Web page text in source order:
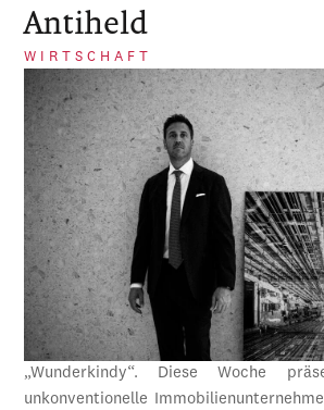
Antiheld
WIRTSCHAFT
„Wunderkindy“. Diese Woche
unkonventionelle